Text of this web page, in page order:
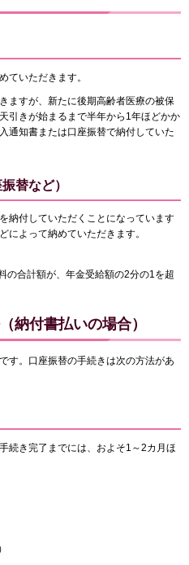
ていただきます。
ますが、新たに後期高齢者医療の被保
引きが始まるまで半年から1年ほどかか
通知書または口座振替で納付していた
替など）
納付していただくことになっています
によって納めていただきます。
の合計額が、年金受給額の2分の1を超
納付書払いの場合）
す。口座振替の手続きは次の方法があ
続き完了までには、およそ1～2カ月ほ